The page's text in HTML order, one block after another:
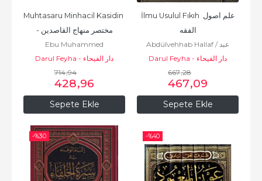
Sepete Ekle
Muhtasaru Minhacil Kasidin
- مختصر منهاج القاصدين
Ebu Muhammed
Muvaffakuddin Abdullah b.
Ahmed İbn Kudame El
Makdisi
Darul Feyha - دار الفيحاء
714,94
428,96
Sepete Ekle
İlmu Usulul Fıkıh علم اصول
الفقه
Abdülvehhab Hallaf / عبد
الوهاب خلافDarul Feyha - دار الفيحاء
667,28
467,09
-%30 -%40